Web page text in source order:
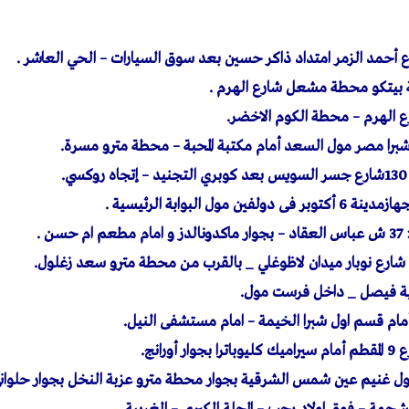
.
فيصل _ داخل فرست مول.
قسم اول شبرا الخيمة – امام مستشفى النيل.
عين شمس الشرقية بجوار محطة مترو عزبة النخل بجوار